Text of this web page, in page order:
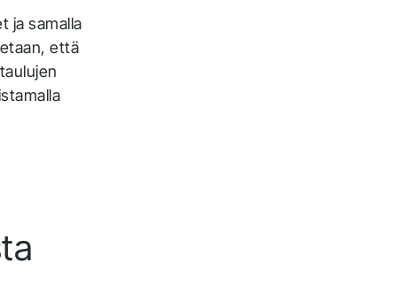
ja samalla
että